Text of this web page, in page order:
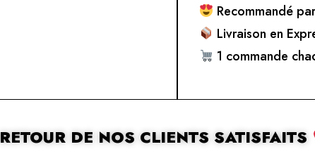
Recommandé
Livraison en
1 commande
RETOUR DE NOS CLIENTS SATISFAITS